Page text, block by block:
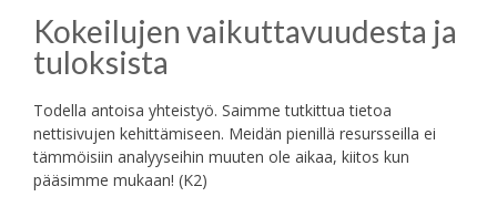
Kokeilujen vaikuttavuudesta ja
tuloksista
Todella antoisa yhteistyö. Saimme tutkittua tietoa
nettisivujen kehittämiseen. Meidän pienillä resursseilla ei
tämmöisiin analyyseihin muuten ole aikaa, kiitos kun
pääsimme mukaan! (K2)